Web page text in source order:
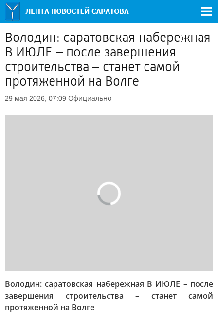
Володин: саратовская набережная
В ИЮЛЕ – после завершения
строительства – станет самой
протяженной на Волге
29 мая 2026, 07:09 Официально
Володин: саратовская набережная В ИЮЛЕ – после
завершения строительства – станет самой
протяженной на Волге